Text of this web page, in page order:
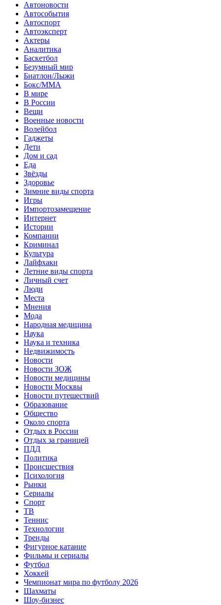
Автоновости
Автособытия
Автоспорт
Автоэксперт
Актеры
Аналитика
Баскетбол
Безумный мир
Биатлон/Лыжи
Бокс/MMA
В мире
В России
Вещи
Военные новости
Волейбол
Гаджеты
Дети
Дом и сад
Еда
Звёзды
Здоровье
Зимние виды спорта
Игры
Импортозамещение
Интернет
Истории
Компании
Криминал
Культура
Лайфхаки
Летние виды спорта
Личный счет
Люди
Места
Мнения
Мода
Народная медицина
Наука
Наука и техника
Недвижимость
Новости
Новости ЗОЖ
Новости медицины
Новости Москвы
Новости путешествий
Образование
Общество
Около спорта
Отдых в России
Отдых за границей
ПДД
Политика
Происшествия
Психология
Рынки
Сериалы
Спорт
ТВ
Теннис
Технологии
Тренды
Фигурное катание
Фильмы и сериалы
Футбол
Хоккей
Чемпионат мира по футболу 2026
Шахматы
Шоу-бизнес